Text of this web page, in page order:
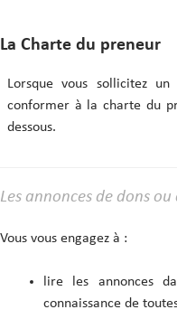
La Charte du preneur
Lorsque vous sollicitez
conformer à la charte du
dessous.
Les annonces de dons ou
Vous vous engagez à :
lire les annonces
connaissance de